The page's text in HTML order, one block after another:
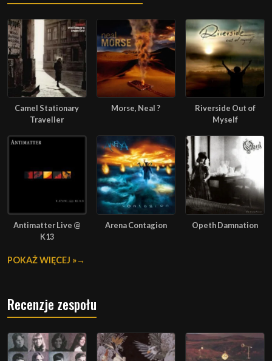
Camel Stationary
Traveller
Morse, Neal ?
Riverside Out of
Myself
Antimatter Live @
K13
Arena Contagion Opeth Damnation
POKAŻ WIĘCEJ »
Recenzje zespołu